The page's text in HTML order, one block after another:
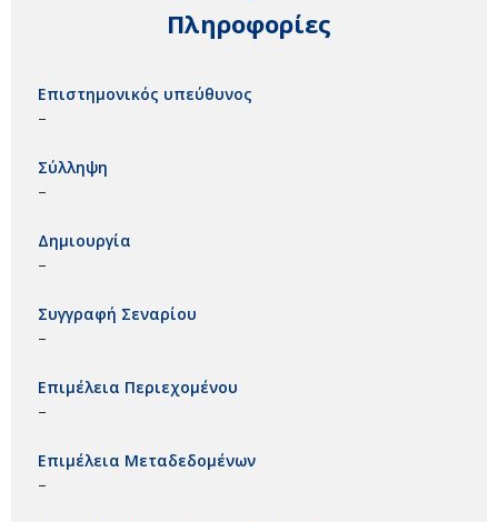
Πληροφορίες
Επιστημονικός υπεύθυνος
–
Σύλληψη
–
Δημιουργία
–
Συγγραφή Σεναρίου
–
Επιμέλεια Περιεχομένου
–
Επιμέλεια Μεταδεδομένων
–